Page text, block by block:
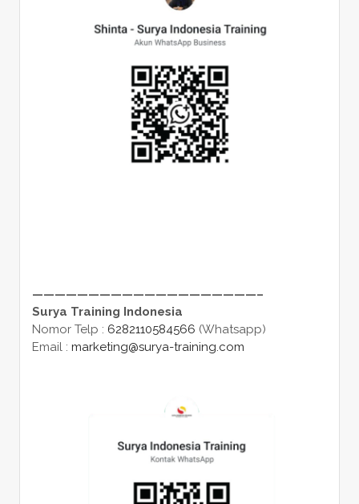
————————————————————–
Surya Training Indonesia
Nomor Telp : 6282110584566 (Whatsapp)
Email : marketing@surya-training.com